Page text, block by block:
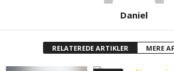
Daniel
RELATEREDE ARTIKLER MERE